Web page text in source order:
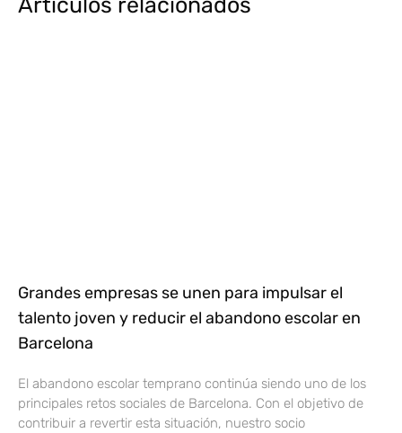
Grandes empresas se unen para impulsar el
talento joven y reducir el abandono escolar en
Barcelona
El abandono escolar temprano continúa siendo uno de los
principales retos sociales de Barcelona. Con el objetivo de
contribuir a revertir esta situación, nuestro socio